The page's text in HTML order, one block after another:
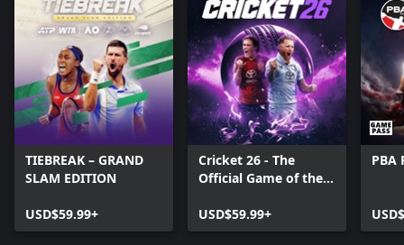
TIEBREAK – GRAND
SLAM EDITION
USD$59.99+
Cricket 26 - The
Official Game of the
USD$59.99+
PBA